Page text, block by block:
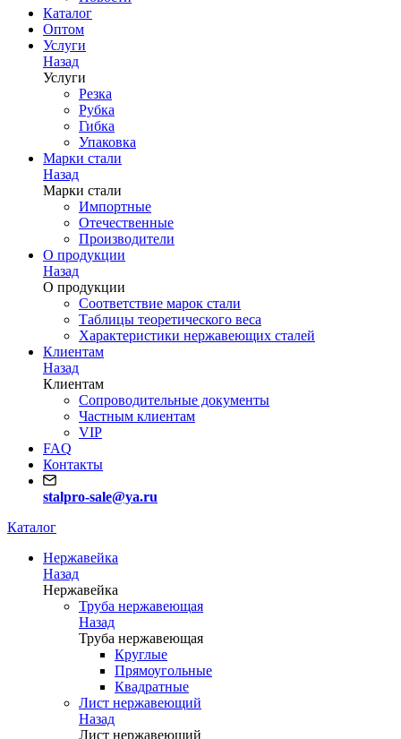
Каталог
Оптом
Услуги
Назад
Услуги
Резка
Рубка
Гибка
Упаковка
Марки стали
Назад
Марки стали
Импортные
Отечественные
Производители
О продукции
Назад
О продукции
Соответствие марок стали
Таблицы теоретического веса
Характеристики нержавеющих сталей
Клиентам
Назад
Клиентам
Сопроводительные документы
Частным клиентам
VIP
FAQ
Контакты
stalpro-sale@ya.ru
Каталог
Нержавейка
Назад
Нержавейка
Труба нержавеющая
Назад
Труба нержавеющая
Круглые
Прямоугольные
Квадратные
Лист нержавеющий
Назад
Лист нержавеющий